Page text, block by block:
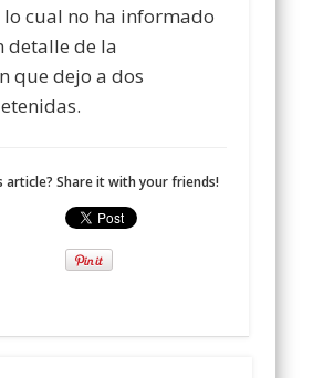
lo cual no ha informado
detalle de la
que dejo a dos
article? Share it with your friends!